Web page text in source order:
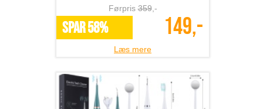
Førpris359,-
SPAR 58% 149,-
Læs mere